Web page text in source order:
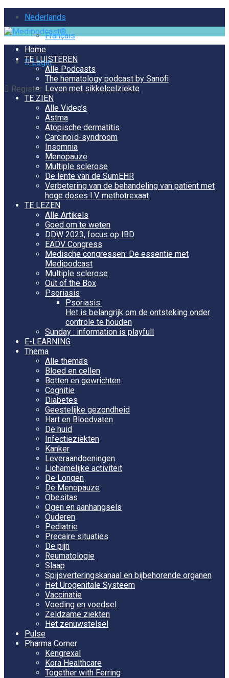
Nederlands
Français
Login
Register
Home
TE LUISTEREN
Alle Podcasts
The hematology podcast by Sanofi
Leven met sikkelcelziekte
TE ZIEN
Alle Video’s
Astma
Atopische dermatitis
Carcinoïd-syndroom
Insomnia
Menopauze
Multiple sclerose
De lente van de SumEHR
Verbetering van de behandeling van patiënt met
hoge doses I.V. methotrexaat
TE LEZEN
Alle Artikels
Goed om te weten
DDW 2023, focus op IBD
EADV Congress
Medische congressen: De essentie met
Medipodcast
Multiple sclerose
Out of the Box
Psoriasis
Psoriasis:
Het is belangrijk om de ontsteking onder
controle te houden
Sunday : information is playfull
E-LEARNING
Thema
Alle thema’s
Bloed en cellen
Botten en gewrichten
Cognitie
Diabetes
Geestelijke gezondheid
Hart en Bloedvaten
De huid
Infectieziekten
Kanker
Leveraandoeningen
Lichamelijke activiteit
De Longen
De Menopauze
Obesitas
Ogen en aanhangsels
Ouderen
Pediatrie
Precaire situaties
De pijn
Reumatologie
Slaap
Spijsverteringskanaal en bijbehorende organen
Het Urogenitale Systeem
Vaccinatie
Voeding en voedsel
Zeldzame ziekten
Het zenuwstelsel
Pulse
Pharma Corner
Kengrexal
Kora Healthcare
Together with Ferring